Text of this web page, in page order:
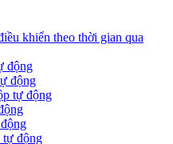
khiển theo thời gian qua
động
động
tự động
tự động